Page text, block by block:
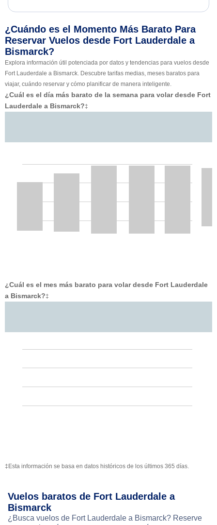
¿Cuándo es el Momento Más Barato Para
Reservar Vuelos desde Fort Lauderdale a
Bismarck?
Explora información útil potenciada por datos y tendencias para vuelos desde
Fort Lauderdale a Bismarck. Descubre tarifas medias, meses baratos para
viajar, cuándo reservar y cómo planificar de manera inteligente.
¿Cuál es el día más barato de la semana para volar desde Fort
Lauderdale a Bismarck?‡
¿Cuál es el mes más barato para volar desde Fort Lauderdale
a Bismarck?‡
‡Esta información se basa en datos históricos de los últimos 365 días.
Vuelos baratos de Fort Lauderdale a
Bismarck
¿Busca vuelos de Fort Lauderdale a Bismarck? Reserve